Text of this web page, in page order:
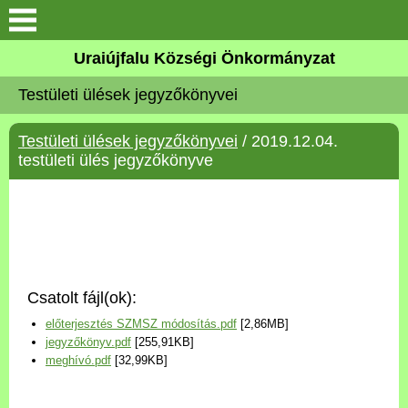
Köszöntő
Elérhetőségek
Uraiújfalu
Választási információk
Versenyképes Járások
Uraiújfalu Községi Önkormányzat
Testületi ülések jegyzőkönyvei
Testületi ülések jegyzőkönyvei / 2019.12.04.
testületi ülés jegyzőkönyve
Csatolt fájl(ok):
előterjesztés SZMSZ módosítás.pdf [2,86MB]
jegyzőkönyv.pdf [255,91KB]
meghívó.pdf [32,99KB]